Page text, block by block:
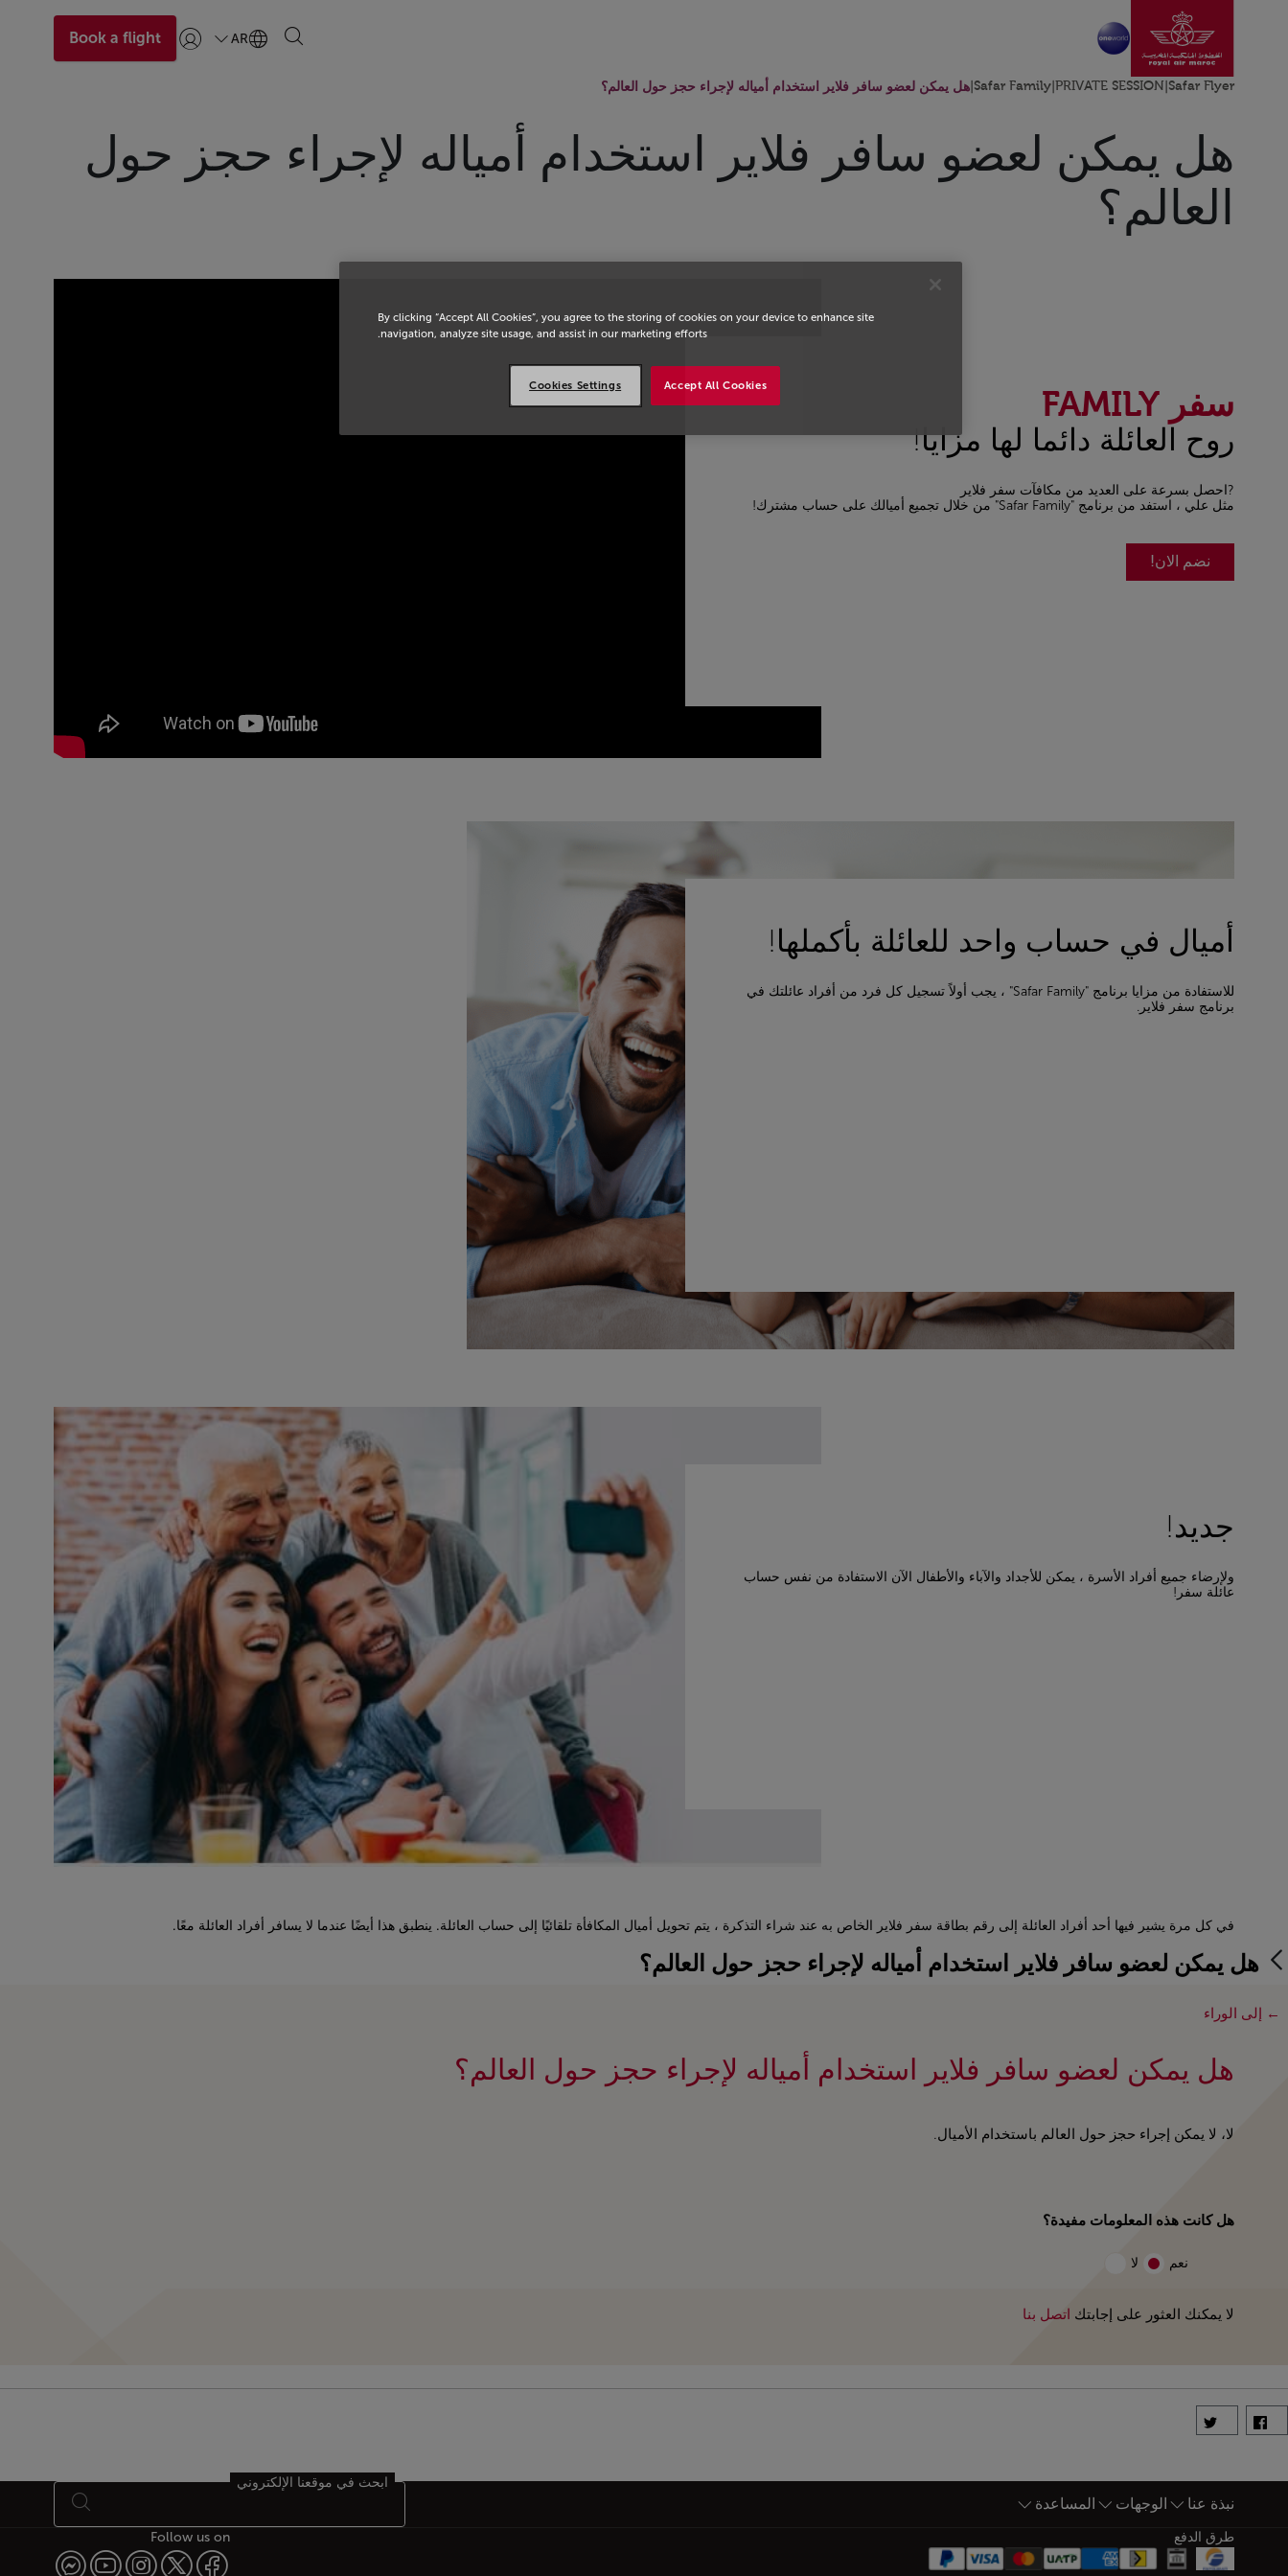
تخطي إلى المحتوى الرئيسي
انتقل إلى الصفحة الرئيسية AR تسجيل الدخول | انضم)
Book a flight
Safar Flyer
PRIVATE SESSION
Safar Family هل يمكن لعضو سافر فلاير استخدام أمياله لإجراء حجز حول العالم؟
هل يمكن لعضو سافر فلاير استخدام أمياله لإجراء حجز حول
العالم؟
سفر FAMILY
روح العائلة دائما لها مزايا!
?احصل بسرعة على العديد من مكافآت سفر فلاير
مثل علي ، استفد من برنامج "Safar Family" من خلال تجميع أميالك على حساب مشترك!
نضم الان!
أميال في حساب واحد للعائلة بأكملها!
للاستفادة من مزايا برنامج "Safar Family" ، يجب أولاً تسجيل كل فرد من أفراد عائلتك في
برنامج سفر فلاير.
جديد!
ولإرضاء جميع أفراد الأسرة ، يمكن للأجداد والآباء والأطفال الآن الاستفادة من نفس حساب
عائلة سفر!
في كل مرة يشير فيها أحد أفراد العائلة إلى رقم بطاقة سفر فلاير الخاص به عند شراء التذكرة ، يتم تحويل أميال المكافأة تلقائيًا إلى حساب العائلة. ينطبق هذا أيضًا عندما لا يسافر أفراد العائلة معًا.
Open in a new window
هل يمكن لعضو سافر فلاير استخدام أمياله لإجراء حجز حول العالم؟
← إلى الوراء
هل يمكن لعضو سافر فلاير استخدام أمياله لإجراء حجز حول العالم؟
لا، لا يمكن إجراء حجز حول العالم باستخدام الأميال.
هل كانت هذه المعلومات مفيدة؟
نعم لا
لا يمكنك العثور على إجابتك اتصل بنا
أسفل الصفحة خريطة الموقع
نبذة عنا الوجهات المساعدة
ابحث في موقعنا الإلكتروني
طرق الدفع Follow us on
By clicking “Accept All Cookies”, you agree to the storing of cookies on your device to enhance site
navigation, analyze site usage, and assist in our marketing efforts.
Accept All Cookies
Cookies Settings